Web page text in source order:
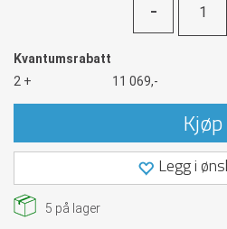
-
Kvantumsrabatt
2 +
11 069,-
Kjøp
Legg i
5 på lager